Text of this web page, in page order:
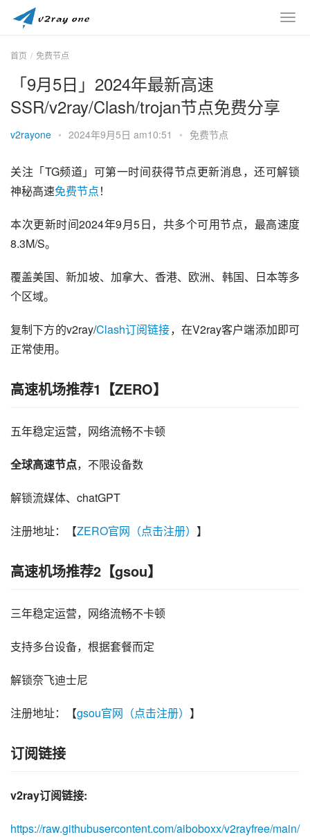
首页 免费节点
「9月5日」2024年最新高速
SSR/v2ray/Clash/trojan节点免费分享
v2rayone • 2024年9月5日 am10:51 • 免费节点
关注「TG频道」可第一时间获得节点更新消息，还可解锁
神秘高速免费节点！
本次更新时间2024年9月5日，共多个可用节点，最高速度
8.3M/S。
覆盖美国、新加坡、加拿大、香港、欧洲、韩国、日本等多
个区域。
复制下方的v2ray/Clash订阅链接，在V2ray客户端添加即可
正常使用。
高速机场推荐1【ZERO】
五年稳定运营，网络流畅不卡顿
全球高速节点，不限设备数
解锁流媒体、chatGPT
注册地址：【ZERO官网（点击注册） 】
高速机场推荐2【gsou】
三年稳定运营，网络流畅不卡顿
支持多台设备，根据套餐而定
解锁奈飞迪士尼
注册地址：【gsou官网（点击注册） 】
订阅链接
v2ray订阅链接:
https://raw.githubusercontent.com/aiboboxx/v2rayfree/main/